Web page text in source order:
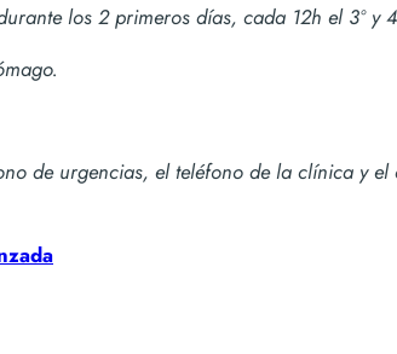
los 2 primeros días, cada 12h el 3º y
de urgencias, el teléfono de la clínica y